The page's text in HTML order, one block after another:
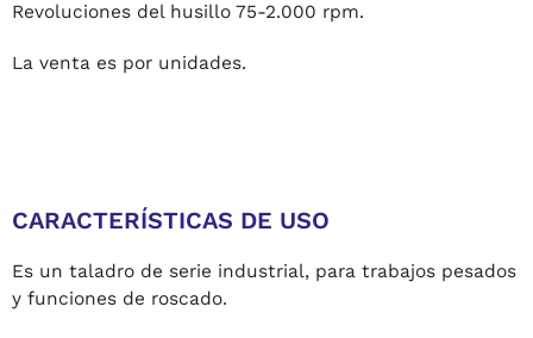
Revoluciones del husillo 75-2.000 rpm.
La venta es por unidades.
CARACTERÍSTICAS DE USO
Es un taladro de serie industrial, para trabajos pesados
y funciones de roscado.